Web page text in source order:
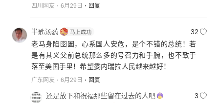
四川网友 6月29日 回复
半匙汤药
32
老马身陷囹圄，心系国人安危，是个不错的总统！若
是有其义父前总统那么多的号召力和手腕，也不致于
落至美国手里！希望委内瑞拉人民越来越好！
广东网友 6月29日 回复
还是放下和祝福那些留在过去的人吧
3